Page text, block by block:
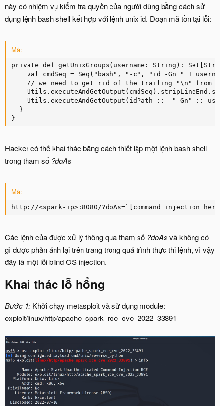
này có nhiệm vụ kiểm tra quyền của người dùng bằng cách sử
dụng lệnh bash shell kết hợp với lệnh unix id. Đoạn mã tồn tại lỗi:
Mã:
private def getUnixGroups(username: String):
val cmdSeq = Seq("bash", "-c", "id -Gn " +
// we need to get rid of the trailing "\n" from
Utils.executeAndGetOutput(idPath ::  "-Gn" ::
  }
}
Hacker có thể khai thác bằng cách thiết lập một lệnh bash shell
trong tham số ?doAs
Mã:
http://<spark-ip>:8080/?doAs=`[command injection
Các lệnh của được xử lý thông qua tham số ?doAs và không có
gì được phản ánh lại trên trang trong quá trình thực thi lệnh, vì vậy
đây là một lỗi blind OS injection.
Khai thác lỗ hổng
Bước 1: Khởi chạy metasploit và sử dụng module:
exploit/linux/http/apache_spark_rce_cve_2022_33891